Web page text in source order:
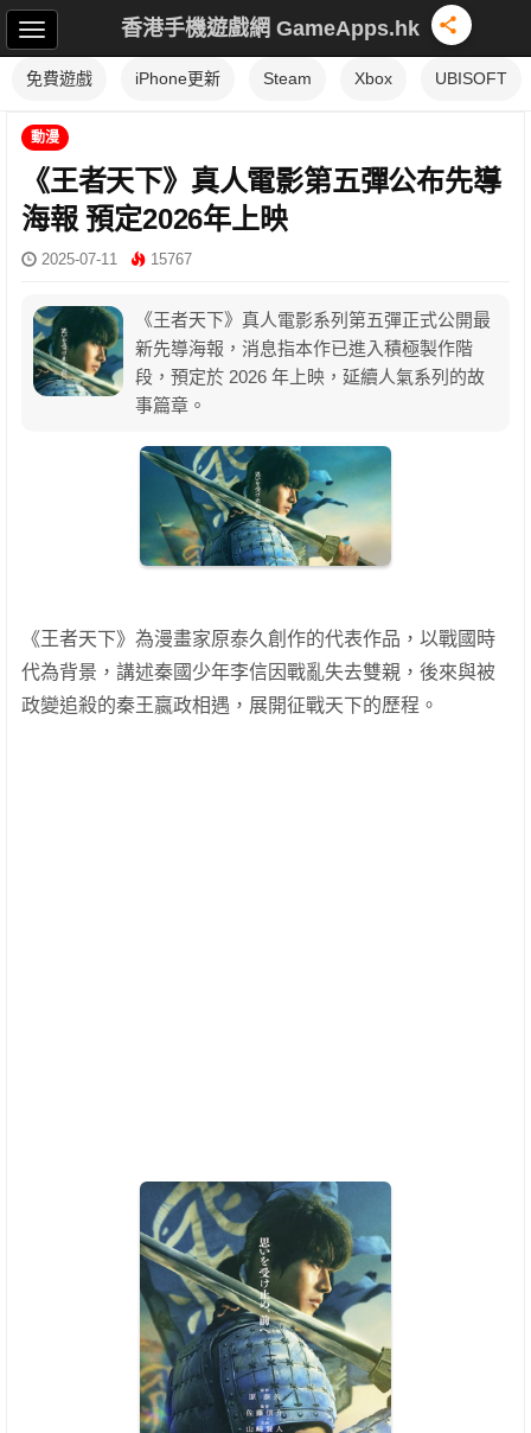
香港手機遊戲網 GameApps.hk
免費遊戲 iPhone更新 Steam Xbox UBISOFT
動漫
《王者天下》真人電影第五彈公布先導
海報 預定2026年上映
2025-07-11 15767
《王者天下》真人電影系列第五彈正式公開最
新先導海報，消息指本作已進入積極製作階
段，預定於 2026 年上映，延續人氣系列的故
事篇章。
《王者天下》為漫畫家原泰久創作的代表作品，以戰國時
代為背景，講述秦國少年李信因戰亂失去雙親，後來與被
政變追殺的秦王嬴政相遇，展開征戰天下的歷程。